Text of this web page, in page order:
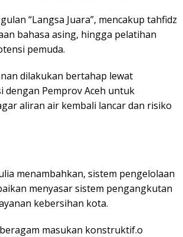
“Langsa Juara”, mencakup tahfidz
bahasa asing, hingga pelatihan
pemuda.
dilakukan bertahap lewat
dengan Pemprov Aceh untuk
aliran air kembali lancar dan risiko
menambahkan, sistem pengelolaan
menyasar sistem pengangkutan
kebersihan kota.
masukan konstruktif.o